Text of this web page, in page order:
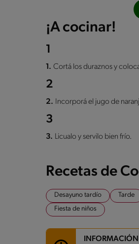
¡A cocinar!
1
1. Cortá los duraznos y
2
2. Incorporá el jugo de
3
3. Licualo y servilo bien frío.
Recetas de
Desayuno tardío Tarde
Fiesta de niños